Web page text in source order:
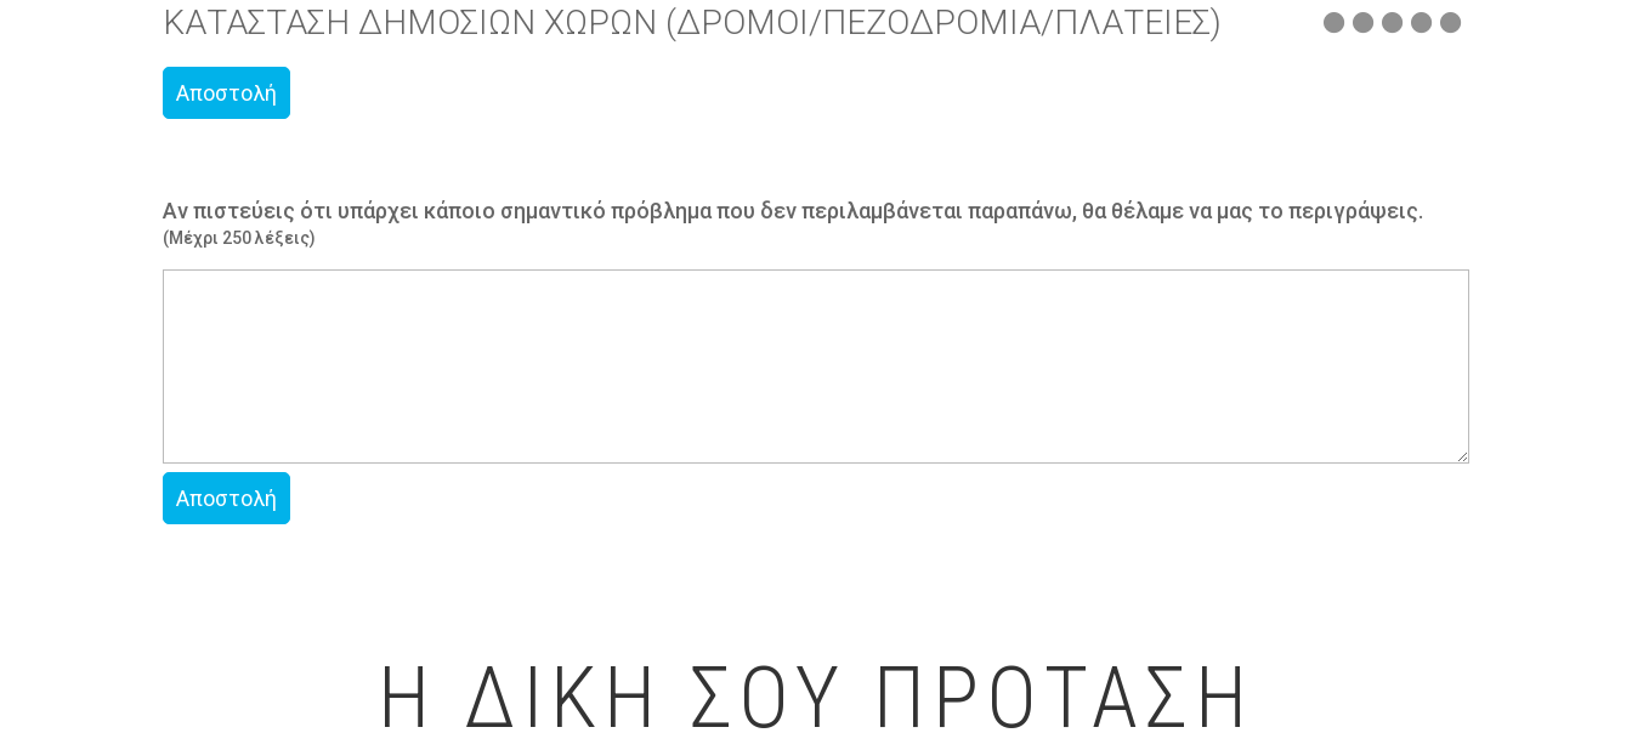
ΚΑΤΑΣΤΑΣΗ ΔΗΜΟΣΙΩΝ ΧΩΡΩΝ (ΔΡΟΜΟΙ/ΠΕΖΟΔΡΟΜΙΑ/ΠΛΑΤΕΙΕΣ)
Αν πιστεύεις ότι υπάρχει κάποιο σημαντικό πρόβλημα που δεν περιλαμβάνεται παραπάνω, θα θέλαμε να μας το περιγράψεις.
(Μέχρι 250 λέξεις)
Η ΔΙΚΗ ΣΟΥ ΠΡΟΤΑΣΗ